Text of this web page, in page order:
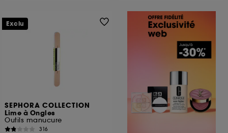
SEPHORA COLLECTION
Lime à Ongles
Outils manucure
316
Exclu